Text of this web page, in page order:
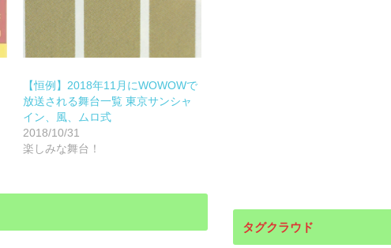
【恒例】2018年11月にWOWOWで
放送される舞台一覧 東京サンシャ
イン、風、ムロ式
2018/10/31
楽しみな舞台！
タグクラウド